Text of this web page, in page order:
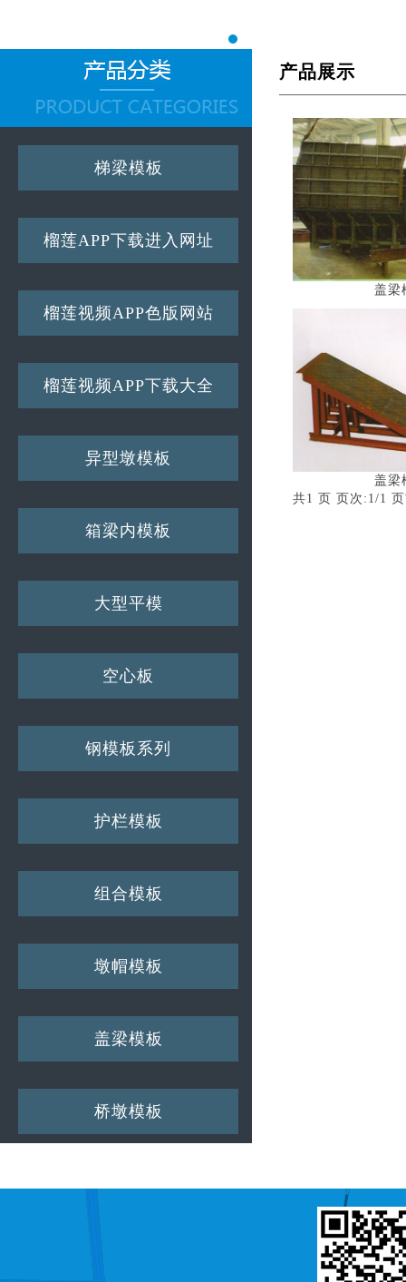
梯梁模板
榴莲APP下载进入网址
榴莲视频APP色版网站
榴莲视频APP下载大全
异型墩模板
箱梁内模板
大型平模
空心板
钢模板系列
护栏模板
组合模板
墩帽模板
盖梁模板
桥墩模板
产品展示
盖梁
盖梁
共1 页 页次:1/1 页